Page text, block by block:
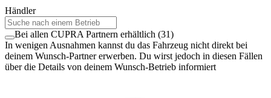
Händler
Bei allen CUPRA Partnern erhältlich (31)
In wenigen Ausnahmen kannst du das Fahrzeug nicht direkt bei
deinem Wunsch-Partner erwerben. Du wirst jedoch in diesen Fällen
über die Details von deinem Wunsch-Betrieb informiert